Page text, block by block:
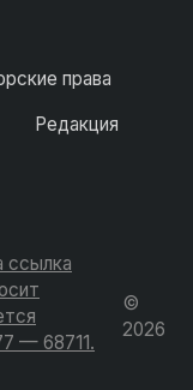
права
Редакция
ссылка
— 68711.
©
2026